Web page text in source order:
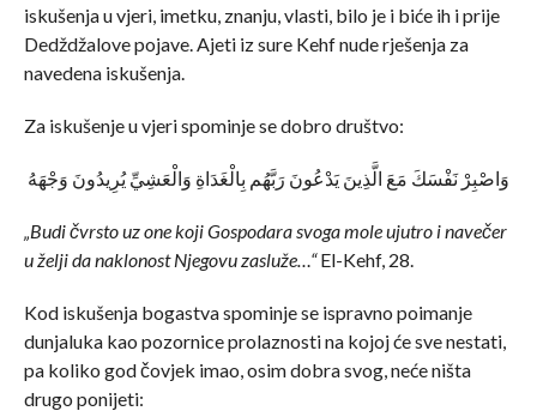
iskušenja u vjeri, imetku, znanju, vlasti, bilo je i biće ih i prije
Dedždžalove pojave. Ajeti iz sure Kehf nude rješenja za
navedena iskušenja.
Za iskušenje u vjeri spominje se dobro društvo:
وَاصْبِرْ نَفْسَكَ مَعَ الَّذِينَ يَدْعُونَ رَبَّهُم بِالْغَدَاةِ وَالْعَشِيِّ يُرِيدُونَ وَجْهَهُ
„Budi čvrsto uz one koji Gospodara svoga mole ujutro i navečer
u želji da naklonost Njegovu zasluže…“El-Kehf, 28.
Kod iskušenja bogastva spominje se ispravno poimanje
dunjaluka kao pozornice prolaznosti na kojoj će sve nestati,
pa koliko god čovjek imao, osim dobra svog, neće ništa
drugo ponijeti: